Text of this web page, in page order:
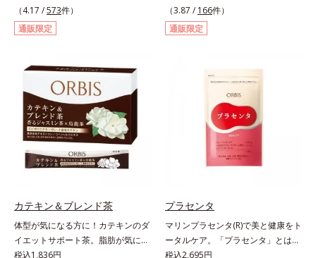
シェイクです。サクサクッと噛める
食感豊かな大豆フレークが、噛むこ
とで食欲を満たしてくれます。さら
ンナンがおなかの中で膨らみ、満足
感をアップ。豊富な栄養素でキレイ
を目指すダイエッターを、内側から
サポートします！黒糖きなこ味（カ
ロリー 92kcal ※1食分・本品粉末の
み）やさしい甘さの黒糖とほのかに
香るきなこが溶け合う幸せな味わ
い。たっぷり飲んでも飽きないおい
（4.17 /573件）
通販限定
手軽に摂れる美容パウダーです。無
味無臭で飲み物や料理に影響がな
く、冷たい飲み物にも簡単に溶ける
（3.87 / 166件）
通販限定
カテキン＆ブレンド茶
体型が気になる方に！カテキンのダ
イエットサポート茶。脂肪が気にな
る食事と一緒にカテキンを。さら
税込1,836円
プラセンタ
マリンプラセンタ(R)で美と健康をト
ータルケア。「プラセンタ」とは、
母から子へ酸素や栄養素をおく
税込2,695円